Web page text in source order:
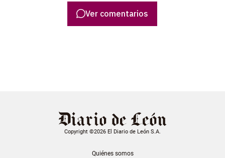
Ver comentarios
Copyright ©2026 El Diario de León S.A.
Quiénes somos